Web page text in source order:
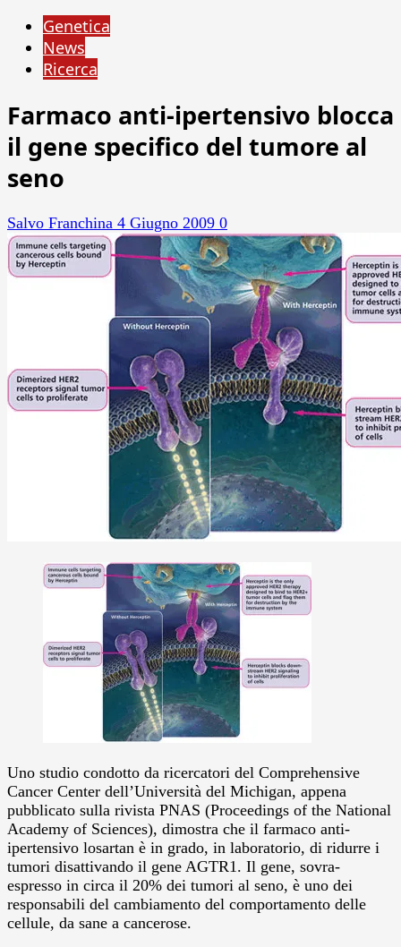
Genetica
News
Ricerca
Farmaco anti-ipertensivo blocca
il gene specifico del tumore al
seno
Salvo Franchina 4 Giugno 2009 0
Uno studio condotto da ricercatori del Comprehensive
Cancer Center dell’Università del Michigan, appena
pubblicato sulla rivista PNAS (Proceedings of the National
Academy of Sciences), dimostra che il farmaco anti-
ipertensivo losartan è in grado, in laboratorio, di ridurre i
tumori disattivando il gene AGTR1. Il gene, sovra-
espresso in circa il 20% dei tumori al seno, è uno dei
responsabili del cambiamento del comportamento delle
cellule, da sane a cancerose.